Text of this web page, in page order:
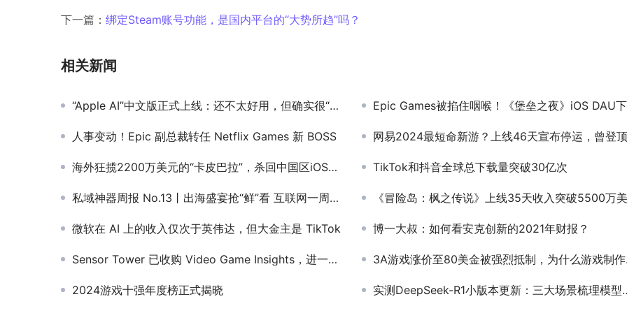
下一篇： 绑定Steam账号功能，是国内平台的“大势所趋”吗？
相关新闻
“Apple AI”中文版正式上线：还不太好用，但确实很“苹果” Epic Games被掐住咽喉！《堡垒之夜》iOS DAU下降超60％
人事变动！Epic 副总裁转任 Netflix Games 新 BOSS 网易2024最短命新游？上线46天宣布停运，曾登顶免费榜
海外狂揽2200万美元的“卡皮巴拉”，杀回中国区iOS首日免费榜第一 TikTok和抖音全球总下载量突破30亿次
私域神器周报 No.13丨出海盛宴抢“鲜”看 互联网一周又有哪些大事 《冒险岛：枫之传说》上线35天收入突破5500万
微软在 AI 上的收入仅次于英伟达，但大金主是 TikTok 博一大叔：如何看安克创新的2021年财报？
Sensor Tower 已收购 Video Game Insights，进一步扩展游戏情报 3A游戏涨价至80美金被强烈抵制，为什么游戏制作成本远远超过了玩家的想象？
2024游戏十强年度榜正式揭晓 实测DeepSeek-R1小版本更新：三大场景梳理模型升级点和缺陷